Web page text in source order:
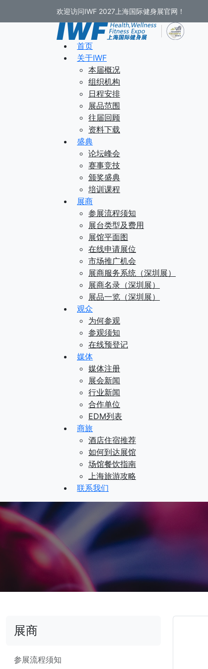
欢迎访问IWF 2027上海国际健身展官网！
首页
关于IWF
本届概况
组织机构
日程安排
展品范围
往届回顾
资料下载
盛典
论坛峰会
赛事竞技
颁奖盛典
培训课程
展商
参展流程须知
展台类型及费用
展馆平面图
在线申请展位
市场推广机会
展商服务系统（深圳展）
展商名录（深圳展）
展品一览（深圳展）
观众
为何参观
参观须知
在线预登记
媒体
媒体注册
展会新闻
行业新闻
合作单位
EDM列表
商旅
酒店住宿推荐
如何到达展馆
场馆餐饮指南
上海旅游攻略
联系我们
展商
参展流程须知